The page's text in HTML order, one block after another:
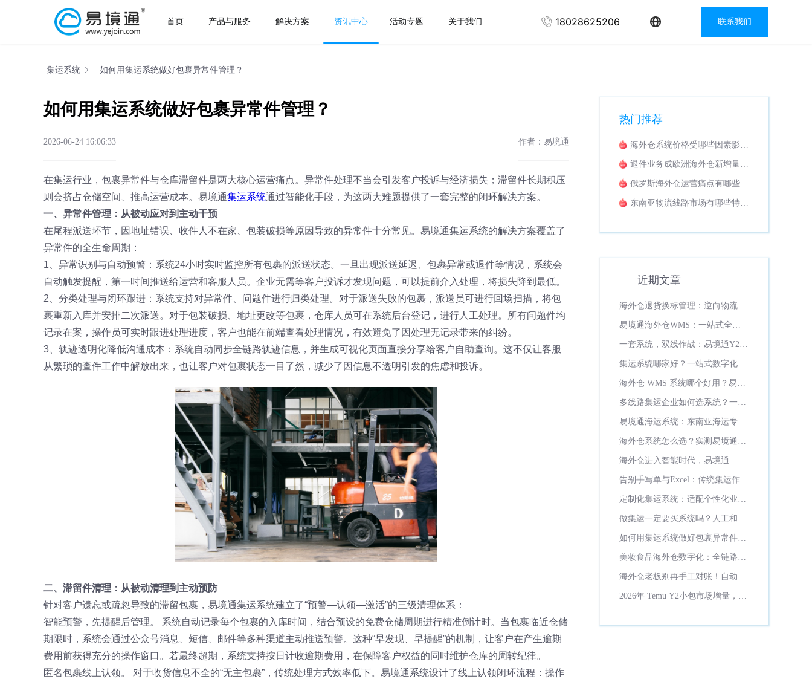
首页 产品与服务 解决方案 资讯中心 活动专题 关于我们 18028625206 联系我们
集运系统 如何用集运系统做好包裹异常件管理？
如何用集运系统做好包裹异常件管理？
2026-06-24 16:06:33 作者：易境通
在集运行业，包裹异常件与仓库滞留件是两大核心运营痛点。异常件处理不当会引发客户投诉与经济损失；滞留件长期积压
则会挤占仓储空间、推高运营成本。易境通集运系统通过智能化手段，为这两大难题提供了一套完整的闭环解决方案。
一、异常件管理：从被动应对到主动干预
在尾程派送环节，因地址错误、收件人不在家、包装破损等原因导致的异常件十分常见。易境通集运系统的解决方案覆盖了
异常件的全生命周期：
1、异常识别与自动预警：系统24小时实时监控所有包裹的派送状态。一旦出现派送延迟、包裹异常或退件等情况，系统会
自动触发提醒，第一时间推送给运营和客服人员。企业无需等客户投诉才发现问题，可以提前介入处理，将损失降到最低。
2、分类处理与闭环跟进：系统支持对异常件、问题件进行归类处理。对于派送失败的包裹，派送员可进行回场扫描，将包
裹重新入库并安排二次派送。对于包装破损、地址更改等包裹，仓库人员可在系统后台登记，进行人工处理。所有问题件均
记录在案，操作员可实时跟进处理进度，客户也能在前端查看处理情况，有效避免了因处理无记录带来的纠纷。
3、轨迹透明化降低沟通成本：系统自动同步全链路轨迹信息，并生成可视化页面直接分享给客户自助查询。这不仅让客服
从繁琐的查件工作中解放出来，也让客户对包裹状态一目了然，减少了因信息不透明引发的焦虑和投诉。
二、滞留件清理：从被动清理到主动预防
针对客户遗忘或疏忽导致的滞留包裹，易境通集运系统建立了“预警—认领—激活”的三级清理体系：
智能预警，先提醒后管理。 系统自动记录每个包裹的入库时间，结合预设的免费仓储周期进行精准倒计时。当包裹临近仓储
期限时，系统会通过公众号消息、短信、邮件等多种渠道主动推送预警。这种“早发现、早提醒”的机制，让客户在产生逾期
费用前获得充分的操作窗口。若最终超期，系统支持按日计收逾期费用，在保障客户权益的同时维护仓库的周转纪律。
匿名包裹线上认领。 对于收货信息不全的“无主包裹”，传统处理方式效率低下。易境通系统设计了线上认领闭环流程：操作
热门推荐
海外仓系统价格受哪些因素影
退件业务成欧洲海外仓新增量，
统？
俄罗斯海外仓运营痛点有哪些？
东南亚物流线路市场有哪些特
近期文章
海外仓退货换标管理：逆向物流如
易境通海外仓WMS：一站式全场
一套系统，双线作战：易境通Y2系
集运系统哪家好？一站式数字化运
海外仓 WMS 系统哪个好用？易境
多线路集运企业如何选系统？一站
统
易境通海运系统：东南亚海运专线
海外仓系统怎么选？实测易境通
超一半海外仓都在用！
海外仓进入智能时代，易境通
标准？
告别手写单与Excel：传统集运作坊
定制化集运系统：适配个性化业
做集运一定要买系统吗？人工和系
如何用集运系统做好包裹异常件管
美妆食品海外仓数字化：全链路保
海外仓老板别再手工对账！自动计
2026年 Temu Y2小包市场增量，货